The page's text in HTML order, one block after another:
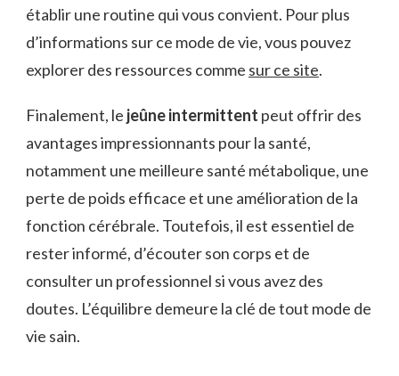
établir une routine qui vous convient. Pour plus
d’informations sur ce mode de vie, vous pouvez
explorer des ressources comme sur ce site.
Finalement, le jeûne intermittent peut offrir des
avantages impressionnants pour la santé,
notamment une meilleure santé métabolique, une
perte de poids efficace et une amélioration de la
fonction cérébrale. Toutefois, il est essentiel de
rester informé, d’écouter son corps et de
consulter un professionnel si vous avez des
doutes. L’équilibre demeure la clé de tout mode de
vie sain.